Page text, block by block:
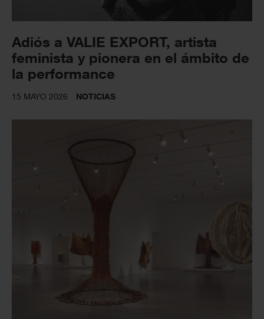
Adiós a VALIE EXPORT, artista
feminista y pionera en el ámbito de
la performance
15 MAYO 2026 NOTICIAS